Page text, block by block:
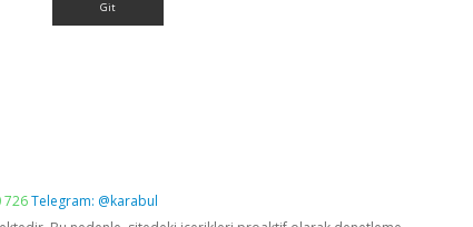
726Telegram: @karabul